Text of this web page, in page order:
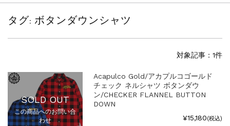
タグ:ボタンダウンシャツ
対象記事：1件
SOLD OUT
この商品へのお問い合
わせ
Acapulco Gold/アカプルコゴールド
チェック ネルシャツ ボタンダウ
ン/CHECKER FLANNEL BUTTON
DOWN
¥15,180(税込)